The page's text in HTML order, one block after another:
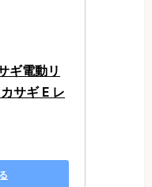
ギ電動リ
サギ E レ